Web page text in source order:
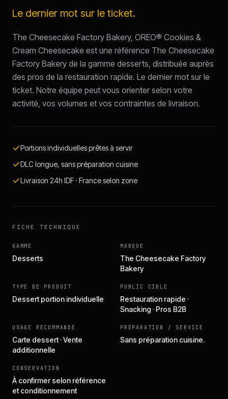
Le dernier mot sur le ticket.
The Cheesecake Factory Bakery, OREO® Cookies &
Cream Cheesecake est une référence The Cheesecake
Factory Bakery de la gamme desserts, distribuée auprès
des pros de la restauration rapide. Le dernier mot sur le
ticket. Notre équipe peut vous orienter selon votre
activité, vos volumes et vos contraintes de livraison.
Portions individuelles prêtes à servir
DLC longue, sans préparation cuisine
Livraison 24h IDF · France selon zone
FICHE TECHNIQUE
GAMME
Desserts
MARQUE
The Cheesecake Factory
Bakery
TYPE DE PRODUIT
Dessert portion individuelle
PUBLIC CIBLE
Restauration rapide ·
Snacking · Pros B2B
USAGE RECOMMANDÉ
Carte dessert · Vente
additionnelle
PRÉPARATION / SERVICE
Sans préparation cuisine.
CONSERVATION
À confirmer selon référence
et conditionnement